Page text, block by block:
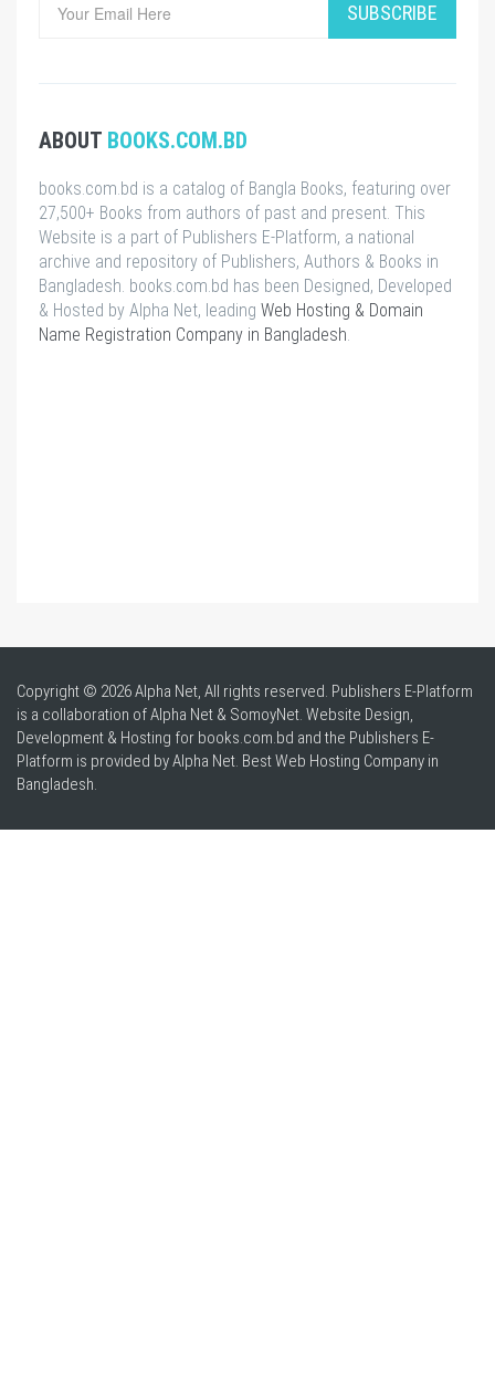
SUBSCRIBE
ABOUT BOOKS.COM.BD
books.com.bd is a catalog of Bangla Books, featuring over
27,500+ Books from authors of past and present. This
Website is a part of Publishers E-Platform, a national
archive and repository of Publishers, Authors & Books in
Bangladesh. books.com.bd has been Designed, Developed
& Hosted by Alpha Net, leading Web Hosting & Domain
Name Registration Company in Bangladesh.
Copyright © 2026 Alpha Net, All rights reserved. Publishers E-Platform
is a collaboration of Alpha Net & SomoyNet. Website Design,
Development & Hosting for books.com.bd and the Publishers E-
Platform is provided by Alpha Net. BestWeb Hosting Company in
Bangladesh.